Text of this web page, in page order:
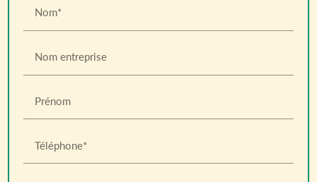
Nom*
Nom entreprise
Prénom
Téléphone*